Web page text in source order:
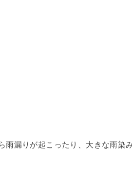
雨漏りが起こったり、大きな雨染